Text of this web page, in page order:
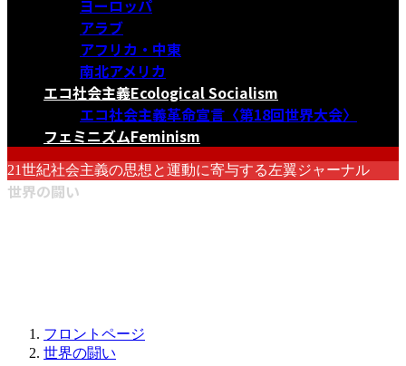
ヨーロッパ
アラブ
アフリカ・中東
南北アメリカ
エコ社会主義Ecological Socialism
エコ社会主義革命宣言〈第18回世界大会〉
フェミニズムFeminism
21世紀社会主義の思想と運動に寄与する左翼ジャーナル
世界の闘い
フロントページ
世界の闘い